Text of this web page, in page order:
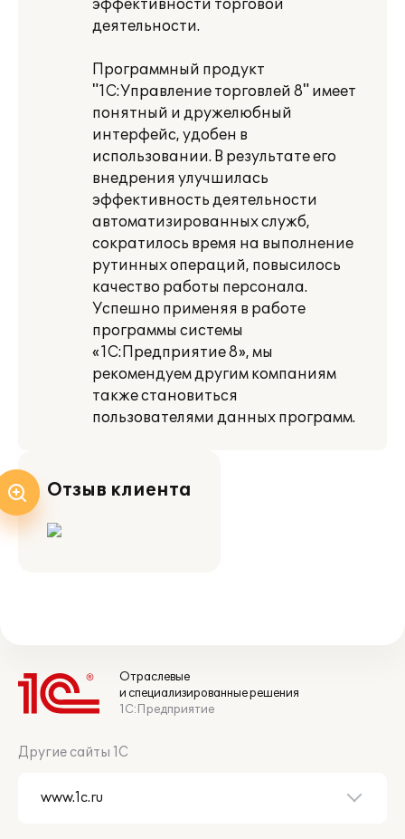
эффективности торговой
деятельности.
Программный продукт
"1С:Управление торговлей 8" имеет
понятный и дружелюбный
интерфейс, удобен в
использовании. В результате его
внедрения улучшилась
эффективность деятельности
автоматизированных служб,
сократилось время на выполнение
рутинных операций, повысилось
качество работы персонала.
Успешно применяя в работе
программы системы
«1С:Предприятие 8», мы
рекомендуем другим компаниям
также становиться
пользователями данных программ.
Отзыв клиента
Отраслевые
и специализированные решения
1С:Предприятие
Другие сайты 1С